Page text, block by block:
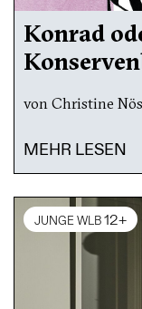
Konrad
von Christine
MEHR LESEN
JUNGE WLB12+